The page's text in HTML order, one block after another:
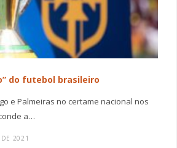
do futebol brasileiro
e Palmeiras no certame nacional nos
a…
2021